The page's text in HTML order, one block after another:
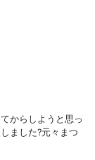
からしようと思っ
ました?元々まつ